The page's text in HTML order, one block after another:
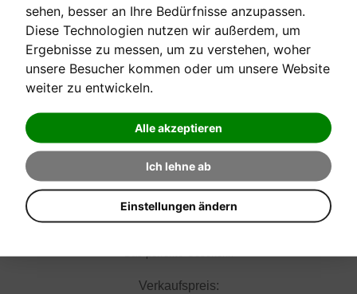
sehen, besser an Ihre Bedürfnisse anzupassen.
Diese Technologien nutzen wir außerdem, um
Ergebnisse zu messen, um zu verstehen, woher
unsere Besucher kommen oder um unsere Website
weiter zu entwickeln.
Alle akzeptieren
Ich lehne ab
Einstellungen ändern
[sofort verfügbar]
GUTSCHEIN €100,-
Das perfekte Geschenk
Verkaufspreis: